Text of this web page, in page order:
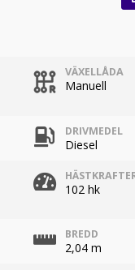
VÄXELLÅDA
Manuell
DRIVMEDEL
Diesel
102 hk
BREDD
2,04 m